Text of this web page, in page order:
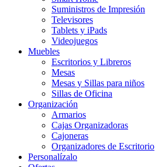
Suministros de Impresión
Televisores
Tablets y iPads
Videojuegos
Muebles
Escritorios y Libreros
Mesas
Mesas y Sillas para niños
Sillas de Oficina
Organización
Armarios
Cajas Organizadoras
Cajoneras
Organizadores de Escritorio
Personalízalo